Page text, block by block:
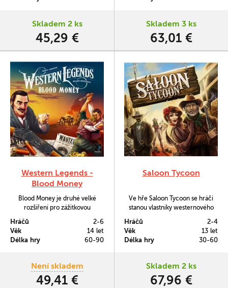
součástí rozšíření, a nová
pravidla.
Skladem 2 ks
45,29 €
pokusíte se zlepšit život svůj i
opravdu pomálu. Úkolů, které
Bude třeba si vybrat,…
Skladem 3 ks
63,01 €
Western Legends -
Blood Money
Blood Money je druhé velké
rozšíření pro zážitkovou
divokého západu Western
Hráčů
2-6
Věk
14 let
Délka hry
60-90
Není skladem
49,41 €
Saloon Tycoon
Ve hře Saloon Tycoon se hráči
stanou vlastníky westernového
Hráčů
2-4
Věk
13 let
Délka hry
30-60
Skladem 2 ks
67,96 €